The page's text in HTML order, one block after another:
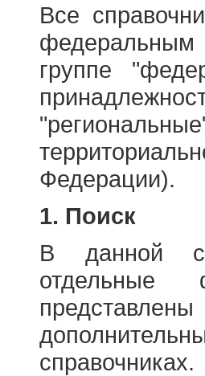
Все
федеральным
группе
Федерации).
1. Поиск
В данной
отдельные
справочниках.